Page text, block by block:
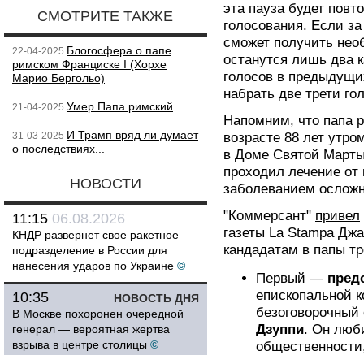
СМОТРИТЕ ТАКЖЕ
22-04-2025 Блогосфера о папе
римском Франциске I (Хорхе
Марио Бергольо)
21-04-2025 Умер Папа римский
31-03-2025 И Трамп вряд ли думает
о последствиях...
НОВОСТИ
11:15 06.08.2026
КНДР развернет свое ракетное
подразделение в России для
нанесения ударов по Украине ©
НОВОСТЬ ДНЯ
10:35
В Москве похоронен очередной
генерал — вероятная жертва
взрыва в центре столицы ©
эта пауза будет
голосования. Если
сможет получить
останутся лишь два
голосов в
набрать две трети
Напомним, что папа
возрасте 88 лет
в Доме Святой
проходил лечение
заболеванием
"Коммерсант" привел
газеты La Stampa
кандадатам в папы
Первый —
епископальной
Дзуппи. Он